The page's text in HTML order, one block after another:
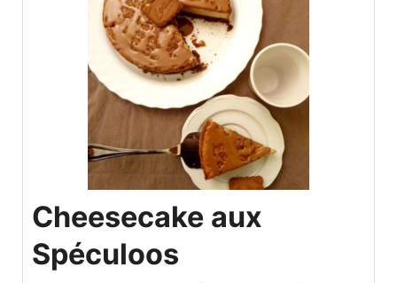
Cheesecake aux
Spéculoos